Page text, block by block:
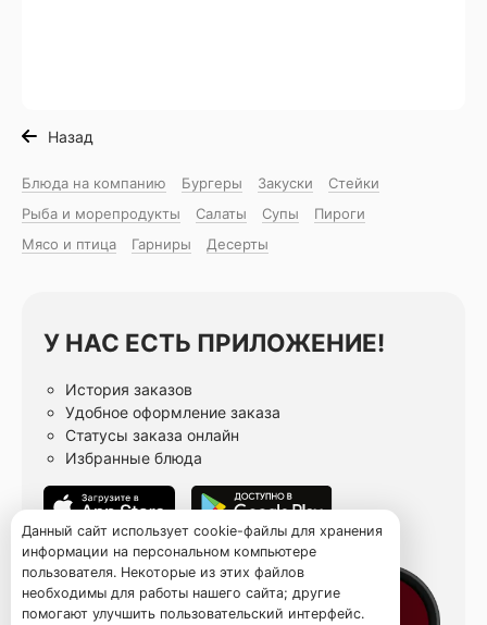
Назад
Блюда на компанию Бургеры Закуски
Стейки
Рыба и морепродукты
Салаты Супы
Пироги
Мясо и птица
Гарниры Десерты
У НАС ЕСТЬ ПРИЛОЖЕНИЕ!
История заказов
Удобное оформление заказа
Статусы заказа онлайн
Избранные блюда
Данный сайт использует cookie-файлы для хранения
информации на персональном компьютере
пользователя. Некоторые из этих файлов
необходимы для работы нашего сайта; другие
помогают улучшить пользовательский интерфейс.